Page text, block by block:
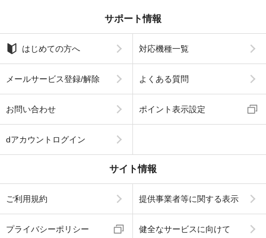
サポート情報
はじめての方へ 対応機種一覧
メールサービス登録/解除 よくある質問
お問い合わせ ポイント表示設定
dアカウントログイン
サイト情報
ご利用規約 提供事業者等に関する表示
プライバシーポリシー 健全なサービスに向けて